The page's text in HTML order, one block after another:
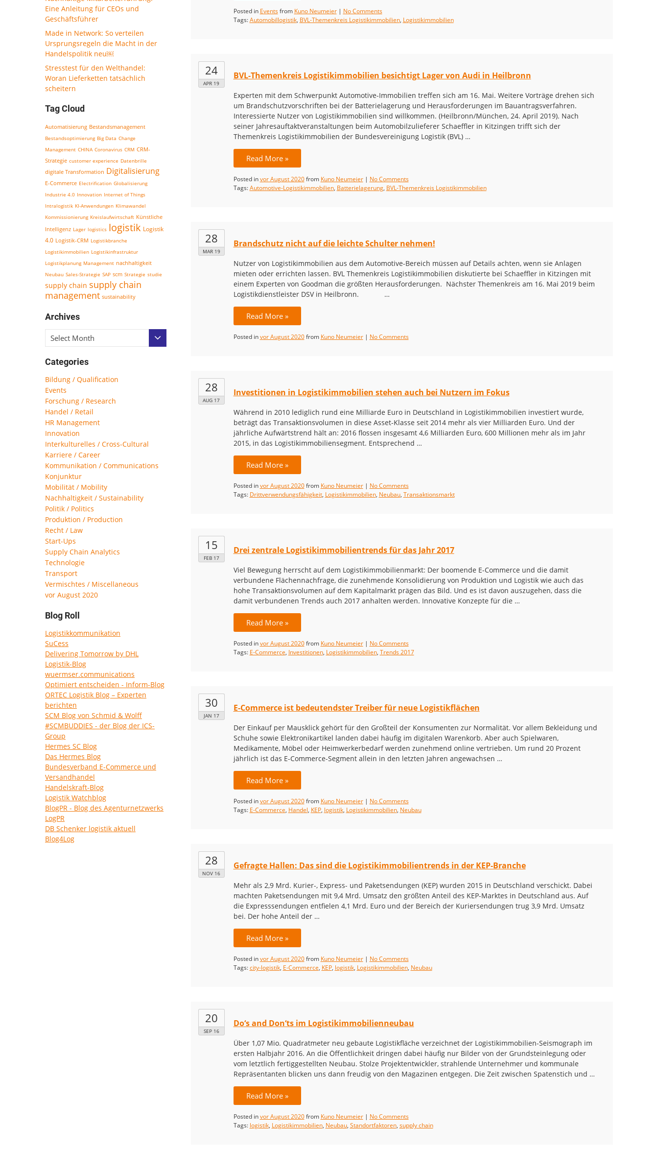
Eine Anleitung für CEOs und
Geschäftsführer
Made in Network: So verteilen
Ursprungsregeln die Macht in der
Handelspolitik neu￼
Stresstest für den Welthandel:
Woran Lieferketten tatsächlich
scheitern
Tag Cloud
Automatisierung Bestandsmanagement
Bestandsoptimierung Big Data Change
Management CHINA Coronavirus CRM CRM-
Strategie customer experience Datenbrille
digitale Transformation Digitalisierung
E-Commerce Electrification Globalisierung
Industrie 4.0 Innovation Internet of Things
Intralogistik KI-Anwendungen Klimawandel
Kommissionierung Kreislaufwirtschaft Künstliche
Intelligenz Lager logistics logistik Logistik
4.0 Logistik-CRM Logistikbranche
Logistikimmobilien Logistikinfrastruktur
Logistikplanung Management nachhaltigkeit
Neubau Sales-Strategie SAP scm Strategie studie
supply chain supply chain
management sustainability
Archives
Select Month
Categories
Bildung / Qualification
Events
Forschung / Research
Handel / Retail
HR Management
Innovation
Interkulturelles / Cross-Cultural
Karriere / Career
Kommunikation / Communications
Konjunktur
Mobilität / Mobility
Nachhaltigkeit / Sustainability
Politik / Politics
Produktion / Production
Recht / Law
Start-Ups
Supply Chain Analytics
Technologie
Transport
Vermischtes / Miscellaneous
vor August 2020
Blog Roll
Logistikkommunikation
SuCess
Delivering Tomorrow by DHL
Logistik-Blog
wuermser.communications
Optimiert entscheiden - Inform-Blog
ORTEC Logistik Blog – Experten
berichten
SCM Blog von Schmid & Wolff
#SCMBUDDIES - der Blog der ICS-
Group
Hermes SC Blog
Das Hermes Blog
Bundesverband E-Commerce und
Versandhandel
Handelskraft-Blog
Logistik Watchblog
BlogPR - Blog des Agenturnetzwerks
LogPR
DB Schenker logistik aktuell
Blog4Log
Posted in Eventsfrom Kuno Neumeier| No Comments
Tags:Automobillogistik, BVL-Themenkreis Logistikimmobilien, Logistikimmobilien
24
APR 19
BVL-Themenkreis Logistikimmobilien besichtigt Lager von Audi in Heilbronn
Experten mit dem Schwerpunkt Automotive-Immobilien treffen sich am 16. Mai. Weitere Vorträge drehen sich
um Brandschutzvorschriften bei der Batterielagerung und Herausforderungen im Bauantragsverfahren.
Interessierte Nutzer von Logistikimmobilien sind willkommen. (Heilbronn/München, 24. April 2019). Nach
seiner Jahresauftaktveranstaltungen beim Automobilzulieferer Schaeffler in Kitzingen trifft sich der
Themenkreis Logistikimmobilien der Bundesvereinigung Logistik (BVL) …
Read More »
Posted invor August 2020from Kuno Neumeier| No Comments
Tags:Automotive-Logistikimmobilien, Batterielagerung, BVL-Themenkreis Logistikimmobilien
28
MAR 19
Brandschutz nicht auf die leichte Schulter nehmen!
Nutzer von Logistikimmobilien aus dem Automotive-Bereich müssen auf Details achten, wenn sie Anlagen
mieten oder errichten lassen. BVL Themenkreis Logistikimmobilien diskutierte bei Schaeffler in Kitzingen mit
einem Experten von Goodman die größten Herausforderungen. Nächster Themenkreis am 16. Mai 2019 beim
Logistikdienstleister DSV in Heilbronn. …
Read More »
Posted invor August 2020from Kuno Neumeier| No Comments
28
AUG 17
Investitionen in Logistikimmobilien stehen auch bei Nutzern im Fokus
Während in 2010 lediglich rund eine Milliarde Euro in Deutschland in Logistikimmobilien investiert wurde,
beträgt das Transaktionsvolumen in diese Asset-Klasse seit 2014 mehr als vier Milliarden Euro. Und der
jährliche Aufwärtstrend hält an: 2016 flossen insgesamt 4,6 Milliarden Euro, 600 Millionen mehr als im Jahr
2015, in das Logistikimmobiliensegment. Entsprechend …
Read More »
Posted invor August 2020from Kuno Neumeier| No Comments
Tags: Drittverwendungsfähigkeit, Logistikimmobilien, Neubau, Transaktionsmarkt
15
FEB 17
Drei zentrale Logistikimmobilientrends für das Jahr 2017
Viel Bewegung herrscht auf dem Logistikimmobilienmarkt: Der boomende E-Commerce und die damit
verbundene Flächennachfrage, die zunehmende Konsolidierung von Produktion und Logistik wie auch das
hohe Transaktionsvolumen auf dem Kapitalmarkt prägen das Bild. Und es ist davon auszugehen, dass die
damit verbundenen Trends auch 2017 anhalten werden. Innovative Konzepte für die …
Read More »
Posted invor August 2020from Kuno Neumeier| No Comments
Tags: E-Commerce, Investitionen, Logistikimmobilien, Trends 2017
30
JAN 17
E-Commerce ist bedeutendster Treiber für neue Logistikflächen
Der Einkauf per Mausklick gehört für den Großteil der Konsumenten zur Normalität. Vor allem Bekleidung und
Schuhe sowie Elektronikartikel landen dabei häufig im digitalen Warenkorb. Aber auch Spielwaren,
Medikamente, Möbel oder Heimwerkerbedarf werden zunehmend online vertrieben. Um rund 20 Prozent
jährlich ist das E-Commerce-Segment allein in den letzten Jahren angewachsen …
Read More »
Posted invor August 2020from Kuno Neumeier| No Comments
Tags: E-Commerce, Handel, KEP, logistik, Logistikimmobilien, Neubau
28
NOV 16
Gefragte Hallen: Das sind die Logistikimmobilientrends in der KEP-Branche
Mehr als 2,9 Mrd. Kurier-, Express- und Paketsendungen (KEP) wurden 2015 in Deutschland verschickt. Dabei
machten Paketsendungen mit 9,4 Mrd. Umsatz den größten Anteil des KEP-Marktes in Deutschland aus. Auf
die Expresssendungen entfielen 4,1 Mrd. Euro und der Bereich der Kuriersendungen trug 3,9 Mrd. Umsatz
bei. Der hohe Anteil der …
Read More »
Posted invor August 2020from Kuno Neumeier| No Comments
Tags:city-logistik, E-Commerce, KEP, logistik, Logistikimmobilien, Neubau
20
SEP 16
Do‘s and Don‘ts im Logistikimmobilienneubau
Über 1,07 Mio. Quadratmeter neu gebaute Logistikfläche verzeichnet der Logistikimmobilien-Seismograph im
ersten Halbjahr 2016. An die Öffentlichkeit dringen dabei häufig nur Bilder von der Grundsteinlegung oder
vom letztlich fertiggestellten Neubau. Stolze Projektentwickler, strahlende Unternehmer und kommunale
Repräsentanten blicken uns dann freudig von den Magazinen entgegen. Die Zeit zwischen Spatenstich und …
Read More »
Posted invor August 2020from Kuno Neumeier| No Comments
Tags: logistik, Logistikimmobilien, Neubau, Standortfaktoren, supply chain